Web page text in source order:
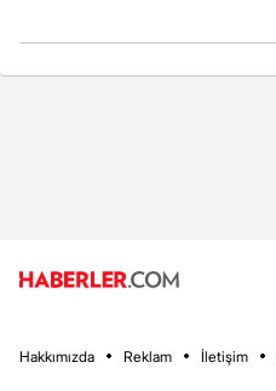
Hakkımızda Reklam İletişim